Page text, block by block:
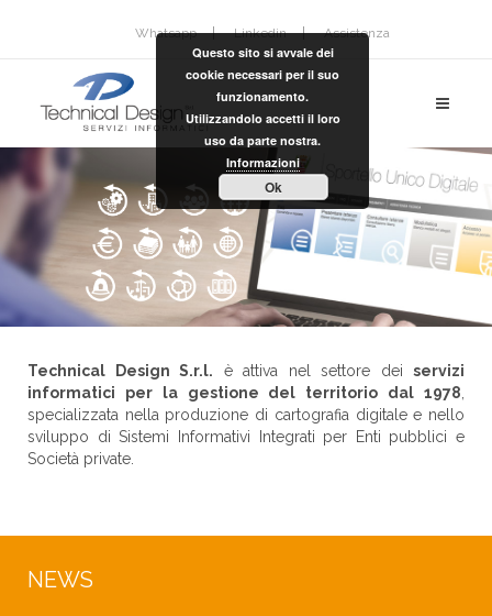
Whatsapp Linkedin Assistenza
Technical Design S.r.l. è attiva nel settore dei servizi
informatici per la gestione del territorio dal 1978
specializzata nella produzione di cartografia digitale e nello
sviluppo di Sistemi Informativi Integrati per Enti pubblici e
Società private.
NEWS
Questo sito si avvale dei
cookie necessari per il suo
funzionamento.
Utilizzandolo accetti il loro
uso da parte nostra.
Informazioni
Ok